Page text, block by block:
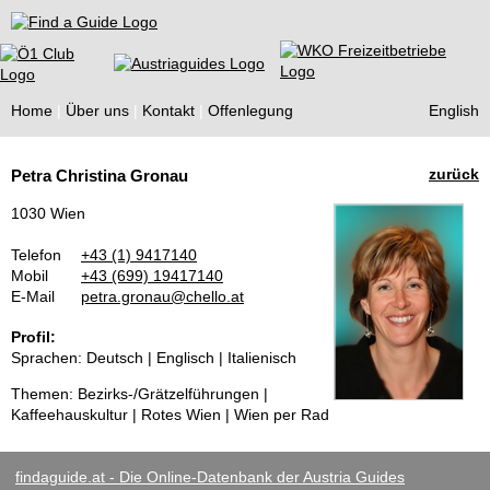
Find a Guide
Home Über uns Kontakt Offenlegung English
Guides
zurück
Petra Christina Gronau
1030 Wien
Telefon
+43 (1) 9417140
Mobil
+43 (699) 19417140
E-Mail
petra.gronau@chello.at
Profil:
Sprachen: Deutsch | Englisch | Italienisch
Themen: Bezirks-/Grätzelführungen |
Kaffeehauskultur | Rotes Wien | Wien per Rad
findaguide.at - Die Online-Datenbank der Austria Guides